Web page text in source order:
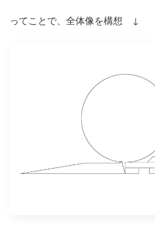
ってことで、全体像を構想 ↓